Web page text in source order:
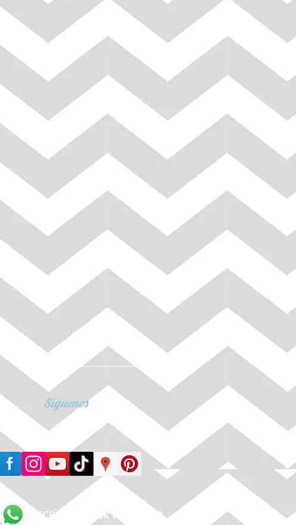
Síguenos
ESCRÍBENOS POR WHATSAPP